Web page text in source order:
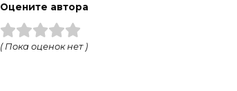
Оцените автора
( Пока оценок нет )